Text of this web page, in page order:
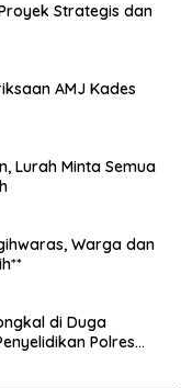
Strategis dan
AMJ Kades
Lurah Minta Semua
Warga dan
di Duga
Polres